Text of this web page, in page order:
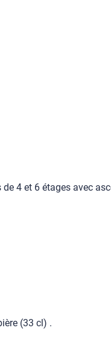
4 et 6 étages avec
(33 cl) .